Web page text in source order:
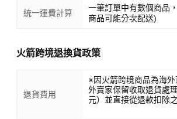
統一運費計算
一筆訂單中有數個商品
商品可能分次配送)
火箭跨境退換貨政策
退貨費用
※因火箭跨境商品為海
外賣家保留收取退貨處
元）並直接從退款扣除